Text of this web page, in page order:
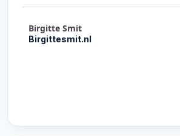
Birgitte Smit
Birgittesmit.nl